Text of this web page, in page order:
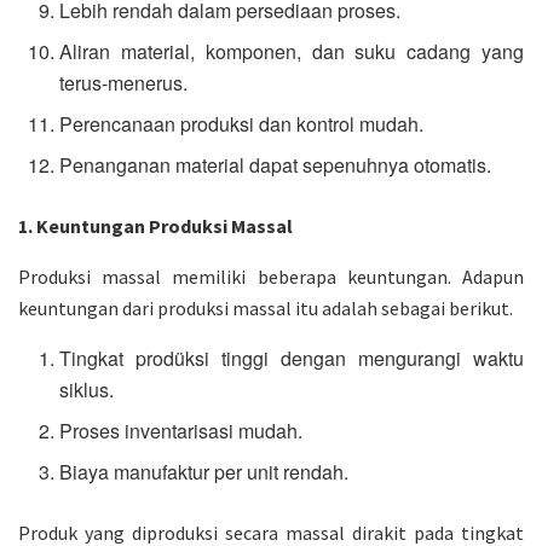
Lebih rendah dalam persediaan proses.
Aliran material, komponen, dan suku cadang yang
terus-menerus.
Perencanaan produksi dan kontrol mudah.
Penanganan material dapat sepenuhnya otomatis.
1. Keuntungan Produksi Massal
Produksi massal memiliki beberapa keuntungan. Adapun
keuntungan dari produksi massal itu adalah sebagai berikut.
Tingkat prodüksi tinggi dengan mengurangi waktu
siklus.
Proses inventarisasi mudah.
Biaya manufaktur per unit rendah.
Produk yang diproduksi secara massal dirakit pada tingkat